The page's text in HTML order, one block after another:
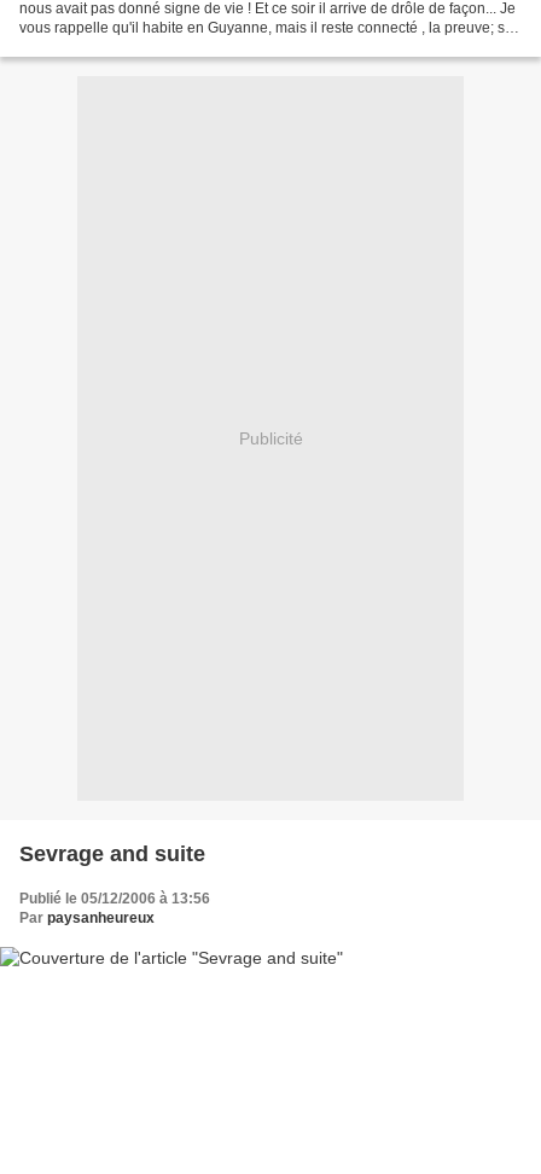
nous avait pas donné signe de vie ! Et ce soir il arrive de drôle de façon... Je
vous rappelle qu'il habite en Guyanne, mais il reste connecté , la preuve; son
Publicité
Sevrage and suite
Publié le 05/12/2006 à 13:56
Par paysanheureux